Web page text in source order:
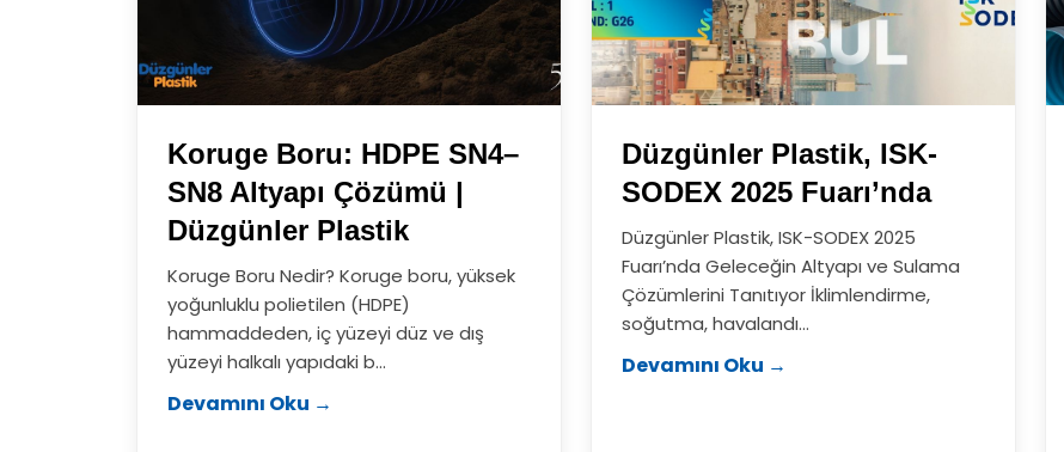
Koruge Boru: HDPE SN4–
SN8 Altyapı Çözümü |
Düzgünler Plastik
Koruge Boru Nedir? Koruge boru, yüksek
yoğunluklu polietilen (HDPE)
hammaddeden, iç yüzeyi düz ve dış
yüzeyi halkalı yapıdaki b...
Devamını Oku →
Düzgünler Plastik, ISK-
SODEX 2025 Fuarı’nda
Düzgünler Plastik, ISK-SODEX 2025
Fuarı’nda Geleceğin Altyapı ve Sulama
Çözümlerini Tanıtıyor İklimlendirme,
soğutma, havalandı...
Devamını Oku →